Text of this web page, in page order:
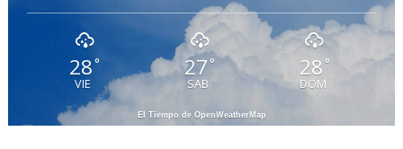
28°
VIE
27 °
SAB
28 °
DOM
El Tiempo de OpenWeatherMap